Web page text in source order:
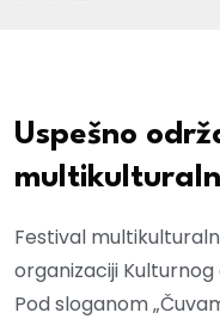
Uspešno
Festival
organizaciji Kulturnog
Pod sloganom